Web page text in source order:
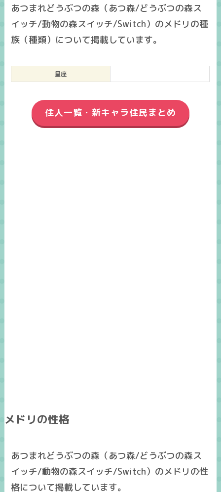
あつまれどうぶつの森（あつ森/どうぶつの森ス
イッチ/動物の森スイッチ/Switch）のメドリの種
族（種類）について掲載しています。
星座
住人一覧・新キャラ住民まとめ
メドリの性格
あつまれどうぶつの森（あつ森/どうぶつの森ス
イッチ/動物の森スイッチ/Switch）のメドリの性
格について掲載しています。